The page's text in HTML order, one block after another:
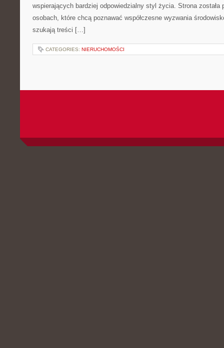
wspierających bardziej odpowiedzialny styl życia. Strona została
osobach, które chcą poznawać współczesne wyzwania
szukają treści […]
CATEGORIES: NIERUCHOMOŚCI